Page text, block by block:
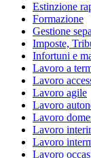
Estinzione
Formazione
Gestione
Imposte,
Infortuni e
Lavoro a
Lavoro
Lavoro agile
Lavoro
Lavoro
Lavoro
Lavoro
Lavoro